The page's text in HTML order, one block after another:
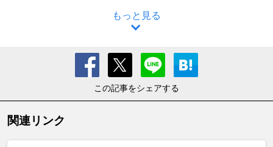
もっと見る
この記事をシェアする
関連リンク